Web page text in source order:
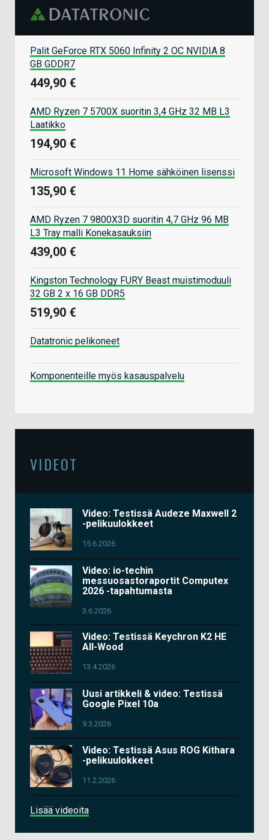
Palit GeForce RTX 5060 Infinity 2 OC NVIDIA 8
GB GDDR7
449,90 €
AMD Ryzen 7 5700X suoritin 3,4 GHz 32 MB L3
Laatikko
194,90 €
Microsoft Windows 11 Home sähköinen lisenssi
135,90 €
AMD Ryzen 7 9800X3D suoritin 4,7 GHz 96 MB
L3 Tray malli Konekasauksiin
439,00 €
Kingston Technology FURY Beast muistimoduuli
32 GB 2 x 16 GB DDR5
519,90 €
Datatronic pelikoneet
Komponenteille myös kasauspalvelu
VIDEOT
Video: Testissä Audeze Maxwell 2
-pelikuulokkeet
15.6.2026
Video: io-techin
messuosastoraportit Computex
2026 -tapahtumasta
3.6.2026
Video: Testissä Keychron K2 HE
All-Wood
13.4.2026
Uusi artikkeli & video: Testissä
Google Pixel 10a
9.3.2026
Video: Testissä Asus ROG Kithara
-pelikuulokkeet
11.2.2026
Lisää videoita